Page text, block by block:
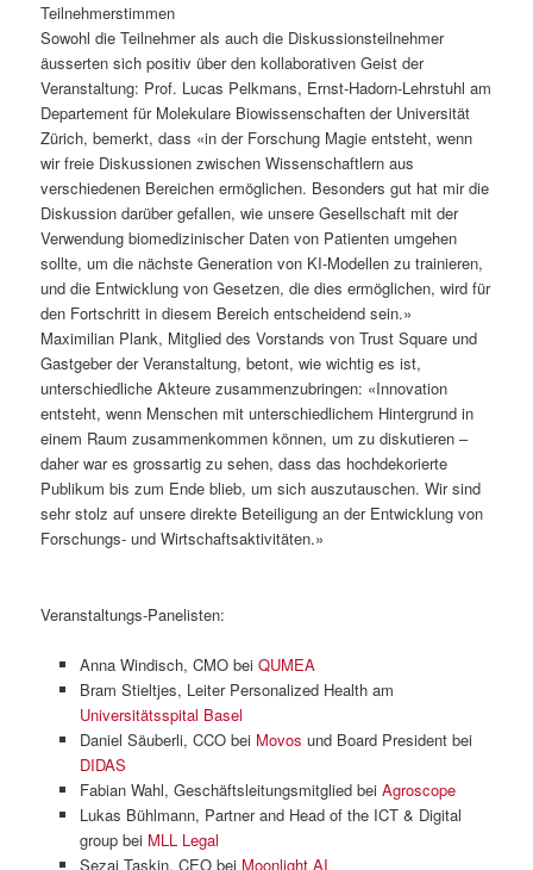
Teilnehmerstimmen
Sowohl die Teilnehmer als auch die Diskussionsteilnehmer
äusserten sich positiv über den kollaborativen Geist der
Veranstaltung: Prof. Lucas Pelkmans, Ernst-Hadorn-Lehrstuhl am
Departement für Molekulare Biowissenschaften der Universität
Zürich, bemerkt, dass «in der Forschung Magie entsteht, wenn
wir freie Diskussionen zwischen Wissenschaftlern aus
verschiedenen Bereichen ermöglichen. Besonders gut hat mir die
Diskussion darüber gefallen, wie unsere Gesellschaft mit der
Verwendung biomedizinischer Daten von Patienten umgehen
sollte, um die nächste Generation von KI-Modellen zu trainieren,
und die Entwicklung von Gesetzen, die dies ermöglichen, wird für
den Fortschritt in diesem Bereich entscheidend sein.»
Maximilian Plank, Mitglied des Vorstands von Trust Square und
Gastgeber der Veranstaltung, betont, wie wichtig es ist,
unterschiedliche Akteure zusammenzubringen: «Innovation
entsteht, wenn Menschen mit unterschiedlichem Hintergrund in
einem Raum zusammenkommen können, um zu diskutieren –
daher war es grossartig zu sehen, dass das hochdekorierte
Publikum bis zum Ende blieb, um sich auszutauschen. Wir sind
sehr stolz auf unsere direkte Beteiligung an der Entwicklung von
Forschungs- und Wirtschaftsaktivitäten.»
Veranstaltungs-Panelisten:
Anna Windisch, CMO bei QUMEA
Bram Stieltjes, Leiter Personalized Health am
Universitätsspital Basel
Daniel Säuberli, CCO bei Movos und Board President bei
DIDAS
Fabian Wahl, Geschäftsleitungsmitglied bei Agroscope
Lukas Bühlmann, Partner and Head of the ICT & Digital
group bei MLL Legal
Sezai Taskin, CEO bei Moonlight AI